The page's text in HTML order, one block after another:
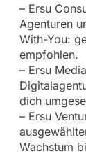
– Ersu
Agenturen
With-You:
empfohlen.
– Ersu
dich
– Ersu
Wachstum